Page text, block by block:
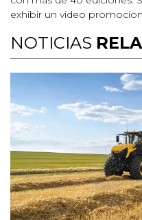
exhibir un video
NOTICIAS